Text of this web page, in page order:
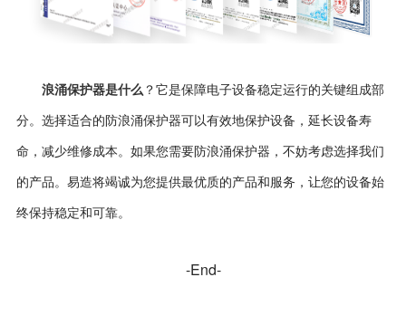
浪涌保护器是什么 ？它是保障电子设备稳定运行的关键组成部
分。选择适合的防浪涌保护器可以有效地保护设备，延长设备寿
命，减少维修成本。如果您需要防浪涌保护器，不妨考虑选择我们
的产品。 易造将竭诚为您提供最优质的产品和服务，让您的设备始
终保持稳定和可靠。
-End-